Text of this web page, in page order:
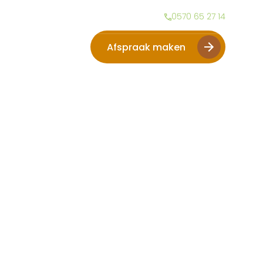
0570 65 27 14
Afspraak maken